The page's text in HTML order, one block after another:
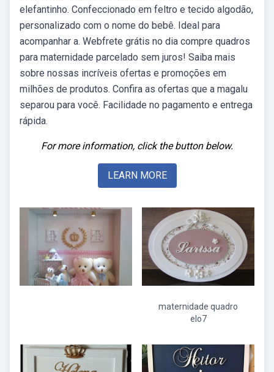
elefantinho. Confeccionado em feltro e tecido algodão,
personalizado com o nome do bebê. Ideal para
acompanhar a. Webfrete grátis no dia compre quadros
para maternidade parcelado sem juros! Saiba mais
sobre nossas incríveis ofertas e promoções em
milhões de produtos. Confira as ofertas que a magalu
separou para você. Facilidade no pagamento e entrega
rápida.
For more information, click the button below.
LEARN MORE
maternidade quadro
elo7